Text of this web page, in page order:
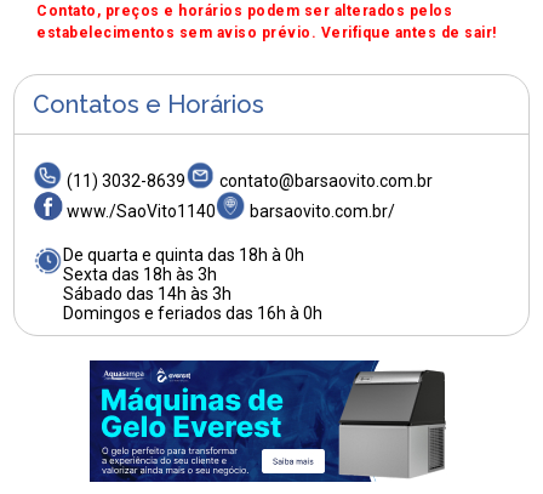
Contato, preços e horários podem ser alterados pelos
estabelecimentos sem aviso prévio. Verifique antes de sair!
Contatos e Horários
(11) 3032-8639
contato@barsaovito.com.br
www./SaoVito1140
barsaovito.com.br/
De quarta e quinta das 18h à 0h
Sexta das 18h às 3h
Sábado das 14h às 3h
Domingos e feriados das 16h à 0h